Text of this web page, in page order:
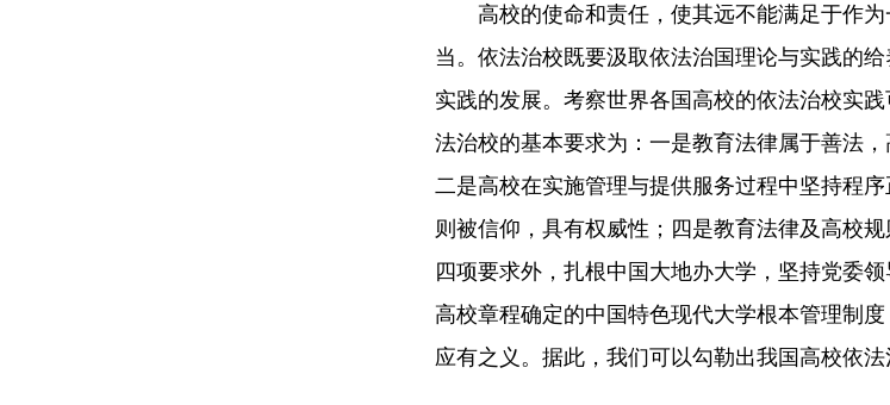
高校的使命和责任，使其远不能满足于作为
当。依法治校既要汲取依法治国理论与实践的
实践的发展。考察世界各国高校的依法治校实
法治校的基本要求为：一是教育法律属于善法，
二是高校在实施管理与提供服务过程中坚持程
则被信仰，具有权威性；四是教育法律及高校
四项要求外，扎根中国大地办大学，坚持党委
高校章程确定的中国特色现代大学根本管理制
应有之义。据此，我们可以勾勒出我国高校依法